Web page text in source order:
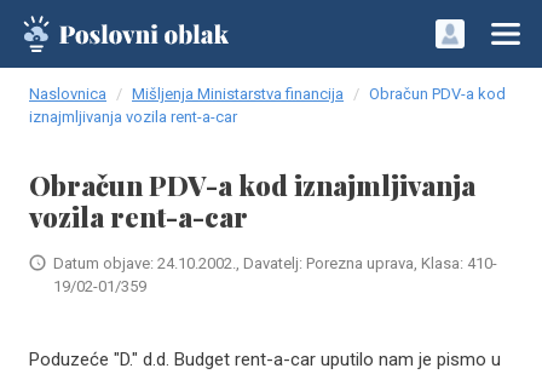
Naslovnica Mišljenja Ministarstva financija
Obračun PDV-a kod
iznajmljivanja vozila rent-a-car
Obračun PDV-a kod iznajmljivanja
vozila rent-a-car
Datum objave: 24.10.2002., Davatelj: Porezna uprava, Klasa: 410-
19/02-01/359
Poduzeće "D." d.d. Budget rent-a-car uputilo nam je pismo u